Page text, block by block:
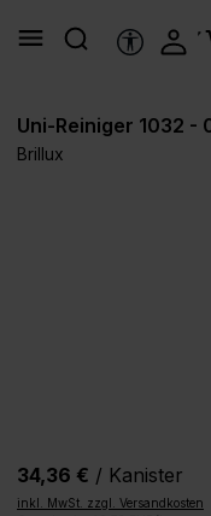
springen
Uni-Reiniger 1032 -
Brillux
34,36 € / Kanister
inkl. MwSt. zzgl. Versandkosten